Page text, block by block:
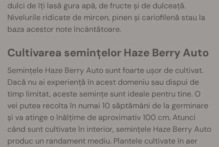
dulci de îți lasă gura apă, de fructe și de dulceață.
Nivelurile ridicate de mircen, pinen și cariofilenă stau la
baza acestor note încântătoare.
Cultivarea semințelor Haze Berry Auto
Semințele Haze Berry Auto sunt foarte ușor de cultivat.
Dacă nu ai experiență în acest domeniu sau dispui de
timp limitat, aceste semințe sunt ideale pentru tine. O
vei putea recolta în numai 10 săptămâni de la germinare
și va atinge o înălțime de aproximativ 100 cm. Atunci
când sunt cultivate în interior, semințele Haze Berry Auto
produc un randament mediu. Plantele cultivate în aer